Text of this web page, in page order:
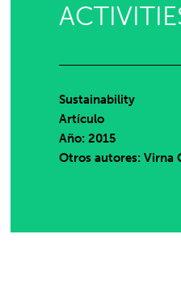
Sustainability
Artículo
Año: 2015
Otros autores: Virna